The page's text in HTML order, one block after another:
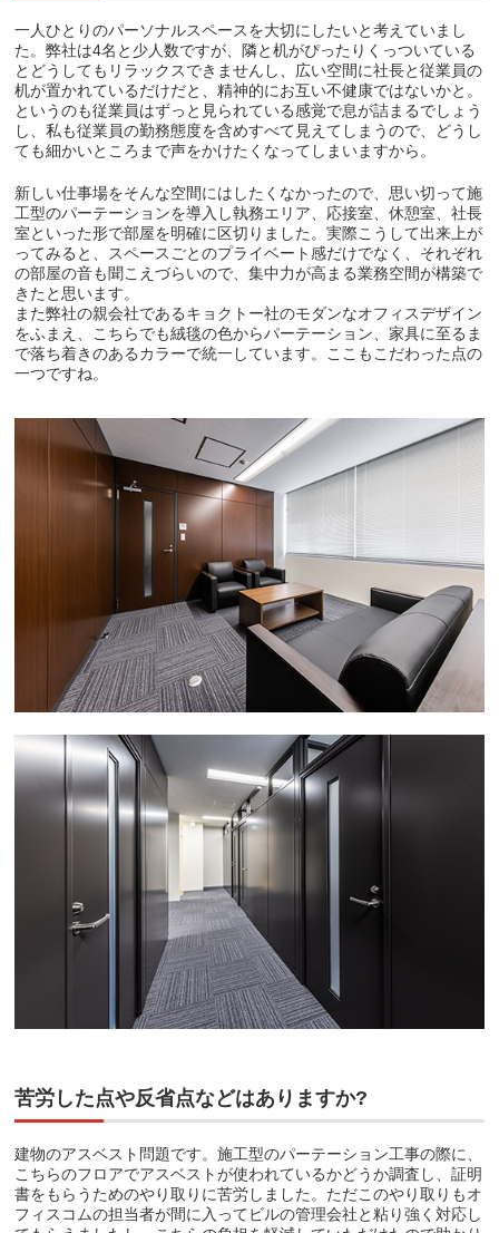
一人ひとりのパーソナルスペースを大切にしたいと考えていまし
た。弊社は4名と少人数ですが、隣と机がぴったりくっついている
とどうしてもリラックスできませんし、広い空間に社長と従業員の
机が置かれているだけだと、精神的にお互い不健康ではないかと。
というのも従業員はずっと見られている感覚で息が詰まるでしょう
し、私も従業員の勤務態度を含めすべて見えてしまうので、どうし
ても細かいところまで声をかけたくなってしまいますから。
新しい仕事場をそんな空間にはしたくなかったので、思い切って施
工型のパーテーションを導入し執務エリア、応接室、休憩室、社長
室といった形で部屋を明確に区切りました。実際こうして出来上が
ってみると、スペースごとのプライベート感だけでなく、それぞれ
の部屋の音も聞こえづらいので、集中力が高まる業務空間が構築で
きたと思います。
また弊社の親会社であるキョクトー社のモダンなオフィスデザイン
をふまえ、こちらでも絨毯の色からパーテーション、家具に至るま
で落ち着きのあるカラーで統一しています。ここもこだわった点の
一つですね。
苦労した点や反省点などはありますか?
建物のアスベスト問題です。施工型のパーテーション工事の際に、
こちらのフロアでアスベストが使われているかどうか調査し、証明
書をもらうためのやり取りに苦労しました。ただこのやり取りもオ
フィスコムの担当者が間に入ってビルの管理会社と粘り強く対応し